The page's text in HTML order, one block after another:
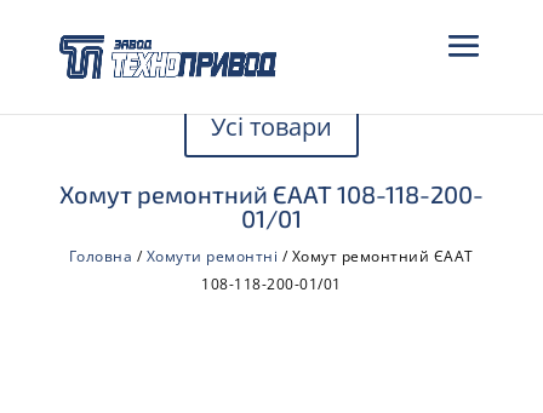
Усі товари
Хомут ремонтний ЄААТ 108-118-200-
01/01
Головна /Хомути ремонтні / Хомут ремонтний ЄААТ
108-118-200-01/01